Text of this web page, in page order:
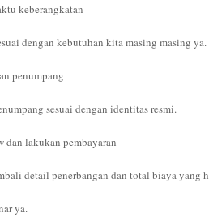
keberangkatan
dengan kebutuhan kita masing masing ya.
penumpang
sesuai dengan identitas resmi.
dan lakukan pembayaran
detail penerbangan dan total biaya yang
ya.